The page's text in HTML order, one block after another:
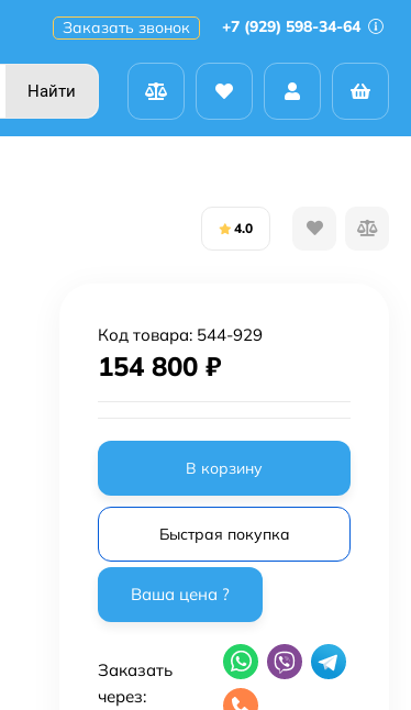
Заказать звонок +7 (929) 598-34-64
Найти
4.0
Код товара: 544-929
154 800 ₽
В корзину
Быстрая покупка
Заказать
через: